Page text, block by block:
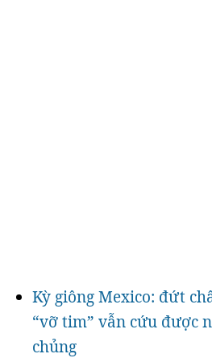
Kỳ giông Mexico: đứt
“vỡ tim” vẫn cứu được
chủng